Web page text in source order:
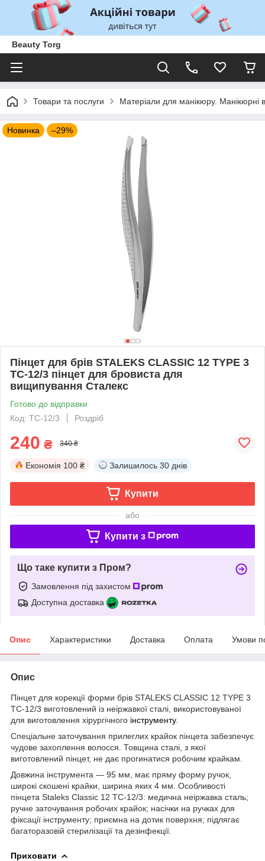
Beauty Torg
Товари та послуги Матеріали для манікюру. Манікюрні
Новинка –29%
Пінцет для брів STALEKS CLASSIC 12 TYPE 3
TC-12/3 пінцет для бровиста для
вищипування Сталекс
Готово до відправки
Код: TC-12/3
Роздріб
240 ₴ 340 ₴
Економія 100 ₴ Залишилось 30 днів
Купити
або
Купити з
Що таке купити з Пром?
Замовлення під захистом
Доступна доставка
Опис Характеристики Доставка Оплата Умови
Опис
Пінцет для корекції форми брів STALEKS CLASSIC 12 TYPE 3
TC-12/3 виготовлений із неіржавкої сталі, використовуваної
для виготовлення хірургічного інструменту.
Спеціальне заточування прилеглих крайок пінцета забезпечує
чудове захоплення волосся. Товщина сталі, з якої
виготовлений пінцет, не дає прогинатися робочим крайкам.
Довжина інструмента — 95 мм, має пряму форму ручок,
широкі скошені крайки, ширина яких 4 мм. Особливості
пінцета Staleks Classic 12 TC-12/3: медична неіржавка сталь;
ручне заточування робочих крайок; насічки на ручках для
фіксації інструменту; приємна на дотик поверхня; підлягає
багаторазовій стерилізації та дезінфекції.
Приховати